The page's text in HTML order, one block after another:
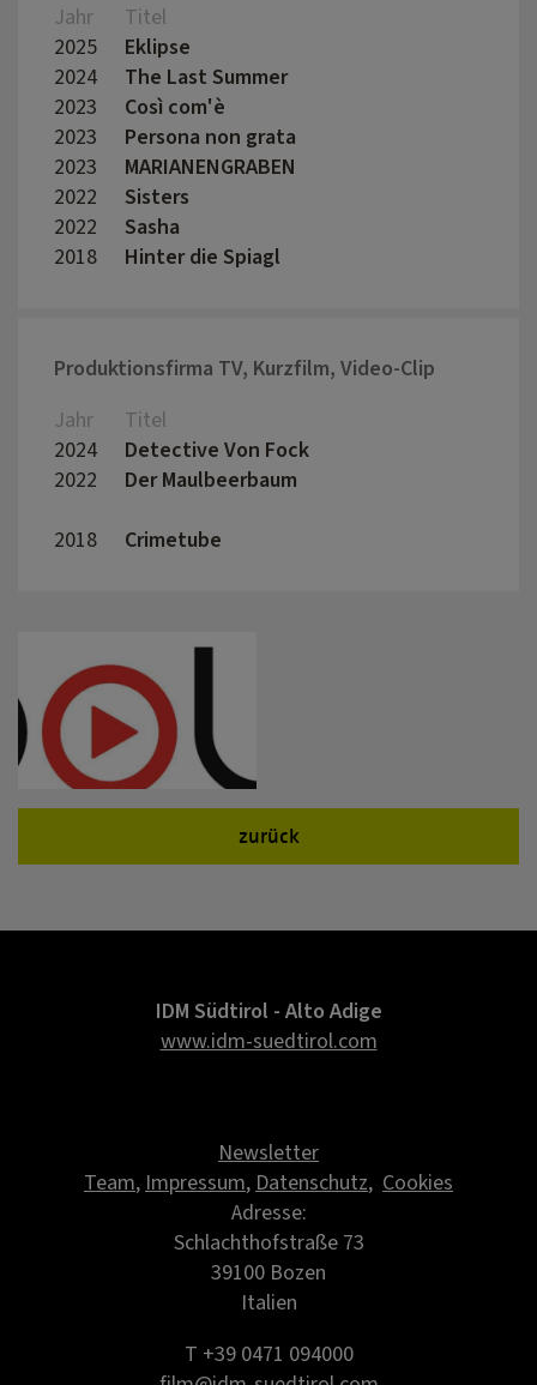
zurück
Jahr
Titel
2025
Eklipse
2024
The Last Summer
2023
Così com'è
2023
Persona non grata
2023
MARIANENGRABEN
2022
Sisters
2022
Sasha
2018
Hinter die Spiagl
Produktionsfirma TV, Kurzfilm, Video-Clip
Jahr
Titel
2024
Detective Von Fock
2022
Der Maulbeerbaum
2018
Crimetube
IDM Südtirol - Alto Adige
www.idm-suedtirol.com
Newsletter
Team,Impressum,Datenschutz, Cookies
Adresse:
Schlachthofstraße 73
39100 Bozen
Italien
T +39 0471 094000